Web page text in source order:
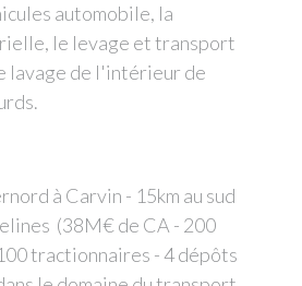
automobile, la
le levage et transport
lavage de l'intérieur de
à Carvin - 15km au sud
(38M€ de CA - 200
tractionnaires - 4 dépôts